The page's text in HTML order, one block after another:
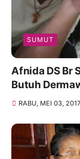
SUMUT
Afnida DS Br
Butuh
RABU, MEI 03, 2017